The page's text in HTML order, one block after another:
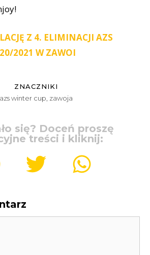
Z 4. ELIMINACJI AZS
2021 W ZAWOI
ZNACZNIKI
azs winter cup zawoja
się? Doceń proszę
treści i kliknij: